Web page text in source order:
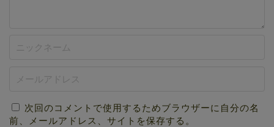
次回のコメントで使用するためブラウザーに自分の名
前、メールアドレス、サイトを保存する。